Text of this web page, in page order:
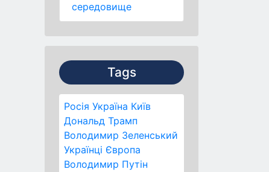
середовище
Tags
Росія Україна Київ
Дональд Трамп
Володимир Зеленський
Українці Європа
Володимир Путін